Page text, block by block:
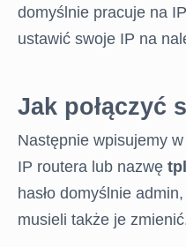
domyślnie pracuje na
ustawić swoje IP na
Jak połączyć
Następnie wpisujemy
IP routera lub nazwę
hasło domyślnie
musieli także je